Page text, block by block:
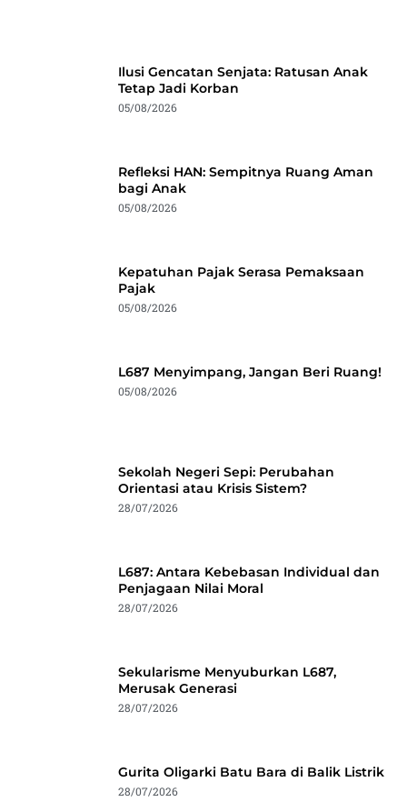
Ilusi Gencatan Senjata: Ratusan Anak
Tetap Jadi Korban
05/08/2026
Refleksi HAN: Sempitnya Ruang Aman
bagi Anak
05/08/2026
Kepatuhan Pajak Serasa Pemaksaan
Pajak
05/08/2026
L687 Menyimpang, Jangan Beri Ruang!
05/08/2026
Sekolah Negeri Sepi: Perubahan
Orientasi atau Krisis Sistem?
28/07/2026
L687: Antara Kebebasan Individual dan
Penjagaan Nilai Moral
28/07/2026
Sekularisme Menyuburkan L687,
Merusak Generasi
28/07/2026
Gurita Oligarki Batu Bara di Balik Listrik
28/07/2026